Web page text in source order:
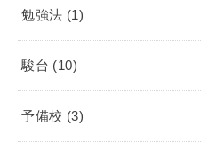
勉強法 (1)
駿台 (10)
予備校 (3)